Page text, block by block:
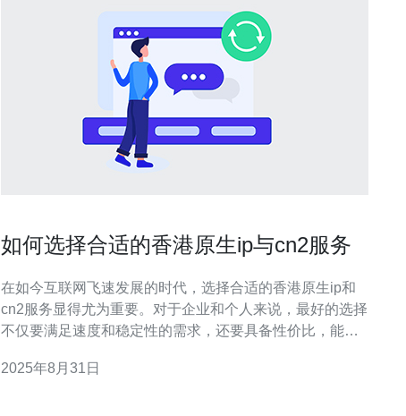
如何选择合适的香港原生ip与cn2服务
在如今互联网飞速发展的时代，选择合适的香港原生ip和
cn2服务显得尤为重要。对于企业和个人来说，最好的选择
不仅要满足速度和稳定性的需求，还要具备性价比，能够
选择合适的香港原生ip与cn2服务，帮助您找到最优质、最
2025年8月31日